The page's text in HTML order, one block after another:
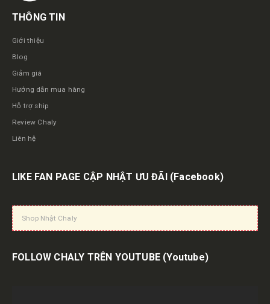
THÔNG TIN
Giới thiệu
Blog
Giảm giá
Hướng dẫn mua hàng
Hỗ trợ ship
Review Chaly
Liên hệ
LIKE FAN PAGE CẬP NHẬT ƯU ĐÃI (Facebook)
Shop Nhật Chaly
FOLLOW CHALY TRÊN YOUTUBE (Youtube)